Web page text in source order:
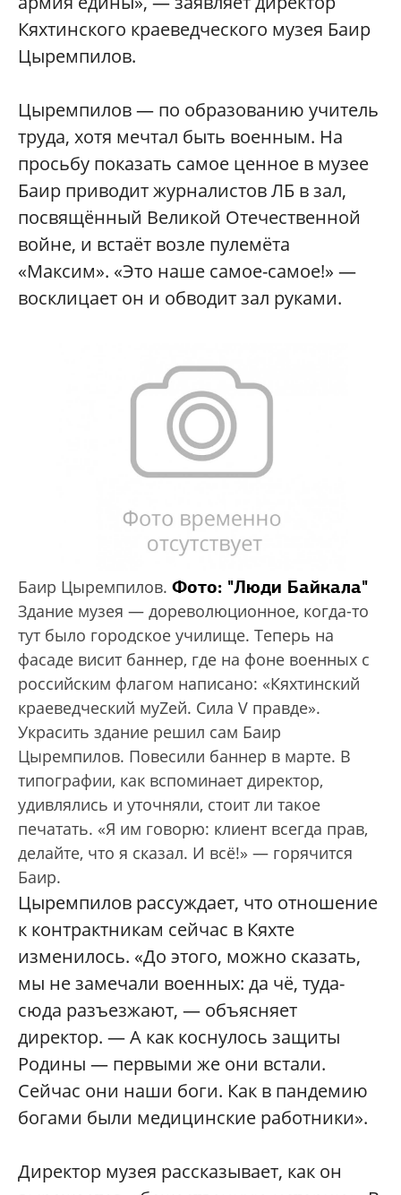
Кяхтинского краеведческого музея Баир
Цыремпилов.
Цыремпилов — по образованию учитель
труда, хотя мечтал быть военным. На
просьбу показать самое ценное в музее
Баир приводит журналистов ЛБ в зал,
посвящённый Великой Отечественной
войне, и встаёт возле пулемёта
«Максим». «Это наше самое-самое!» —
восклицает он и обводит зал руками.
Баир Цыремпилов. Фото: "Люди Байкала"
Здание музея — дореволюционное, когда-то
тут было городское училище. Теперь на
фасаде висит баннер, где на фоне военных с
российским флагом написано: «Кяхтинский
краеведческий муZей. Сила V правде».
Украсить здание решил сам Баир
Цыремпилов. Повесили баннер в марте. В
типографии, как вспоминает директор,
удивлялись и уточняли, стоит ли такое
печатать. «Я им говорю: клиент всегда прав,
делайте, что я сказал. И всё!» — горячится
Баир.
Цыремпилов рассуждает, что отношение
к контрактникам сейчас в Кяхте
изменилось. «До этого, можно сказать,
мы не замечали военных: да чё, туда-
сюда разъезжают, — объясняет
директор. — А как коснулось защиты
Родины — первыми же они встали.
Сейчас они наши боги. Как в пандемию
богами были медицинские работники».
Директор музея рассказывает, как он